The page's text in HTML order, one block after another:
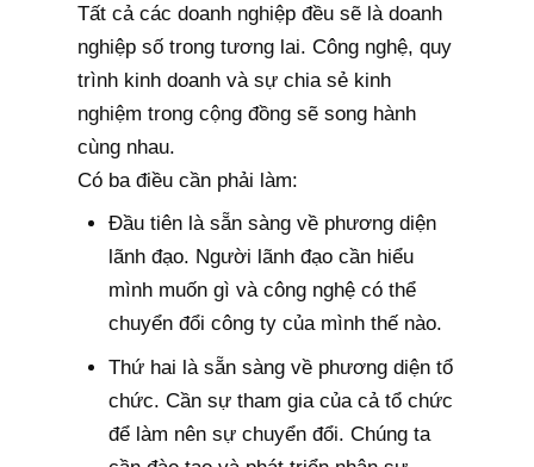
Tất cả các doanh nghiệp đều sẽ là doanh
nghiệp số trong tương lai. Công nghệ, quy
trình kinh doanh và sự chia sẻ kinh
nghiệm trong cộng đồng sẽ song hành
cùng nhau.
Có ba điều cần phải làm:
Đầu tiên là sẵn sàng về phương diện
lãnh đạo. Người lãnh đạo cần hiểu
mình muốn gì và công nghệ có thể
chuyển đổi công ty của mình thế nào.
Thứ hai là sẵn sàng về phương diện tổ
chức. Cần sự tham gia của cả tổ chức
để làm nên sự chuyển đổi. Chúng ta